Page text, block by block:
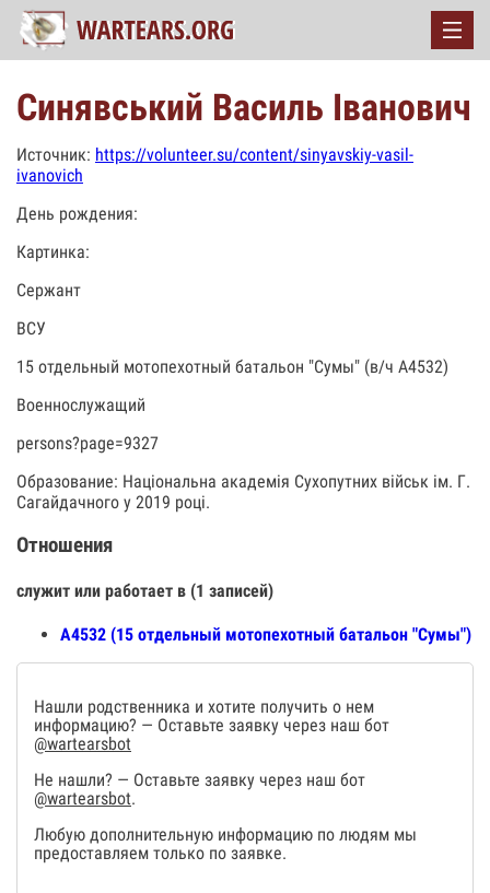
Синявський Василь Іванович
Источник: https://volunteer.su/content/sinyavskiy-vasil-
ivanovich
День рождения:
Картинка:
Сержант
ВСУ
15 отдельный мотопехотный батальон "Сумы" (в/ч А4532)
Военнослужащий
persons?page=9327
Образование: Національна академія Сухопутних військ ім. Г.
Сагайдачного у 2019 році.
Отношения
служит или работает в (1 записей)
А4532 (15 отдельный мотопехотный батальон "Сумы")
Нашли родственника и хотите получить о нем
информацию? — Оставьте заявку через наш бот
@wartearsbot
Не нашли? — Оставьте заявку через наш бот
@wartearsbot.
Любую дополнительную информацию по людям мы
предоставляем только по заявке.